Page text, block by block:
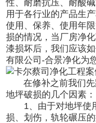
性、耐磨抗压、耐酸
用于各行业的产品生
使用、保养、使用年
损的情况，当厂房净
漆损坏后，我们应该
有限公司-合景净化为
在修补之前我们
地坪破损的几个因素：
1、由于对地坪使用
损、划伤，轨轮碾压的